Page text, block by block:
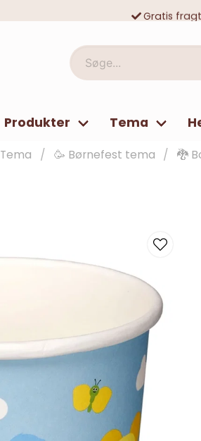
Gratis
Søge...
Produkter Tema
Tema 🥳 Børnefest tema 🐉